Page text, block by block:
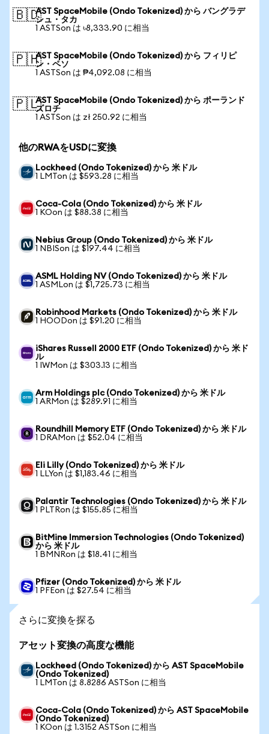
🇧🇩AST SpaceMobile (Ondo Tokenized) から バングラデ
シュ・タカ
1 ASTSon は ৳8,333.90 に相当
🇵🇭AST SpaceMobile (Ondo Tokenized) から フィリピ
ン・ペソ
1 ASTSon は ₱4,092.08 に相当
🇵🇱AST SpaceMobile (Ondo Tokenized) から ポーランド
ズロチ
1 ASTSon は zł 250.92 に相当
他のRWAをUSDに変換
Lockheed (Ondo Tokenized) から 米ドル
1 LMTon は $593.28 に相当
Coca-Cola (Ondo Tokenized) から 米ドル
1 KOon は $88.38 に相当
Nebius Group (Ondo Tokenized) から 米ドル
1 NBISon は $197.44 に相当
ASML Holding NV (Ondo Tokenized) から 米ドル
1 ASMLon は $1,725.73 に相当
Robinhood Markets (Ondo Tokenized) から 米ドル
1 HOODon は $91.20 に相当
iShares Russell 2000 ETF (Ondo Tokenized) から 米ド
ル
1 IWMon は $303.13 に相当
Arm Holdings plc (Ondo Tokenized) から 米ドル
1 ARMon は $289.91 に相当
Roundhill Memory ETF (Ondo Tokenized) から 米ドル
1 DRAMon は $52.04 に相当
Eli Lilly (Ondo Tokenized) から 米ドル
1 LLYon は $1,183.46 に相当
Palantir Technologies (Ondo Tokenized) から 米ドル
1 PLTRon は $155.85 に相当
BitMine Immersion Technologies (Ondo Tokenized)
から 米ドル
1 BMNRon は $18.41 に相当
Pfizer (Ondo Tokenized) から 米ドル
1 PFEon は $27.54 に相当
さらに変換を探る
アセット変換の高度な機能
Lockheed (Ondo Tokenized) から AST SpaceMobile
(Ondo Tokenized)
1 LMTon は 8.8286 ASTSon に相当
Coca-Cola (Ondo Tokenized) から AST SpaceMobile
(Ondo Tokenized)
1 KOon は 1.3152 ASTSon に相当